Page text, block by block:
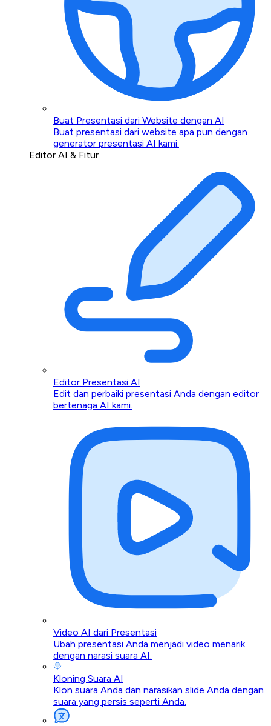
Buat Presentasi dari Website dengan AI
Buat presentasi dari website apa pun dengan
generator presentasi AI kami.
Editor AI & Fitur
Editor Presentasi AI
Edit dan perbaiki presentasi Anda dengan editor
bertenaga AI kami.
Video AI dari Presentasi
Ubah presentasi Anda menjadi video menarik
dengan narasi suara AI.
Kloning Suara AI
Klon suara Anda dan narasikan slide Anda dengan
suara yang persis seperti Anda.